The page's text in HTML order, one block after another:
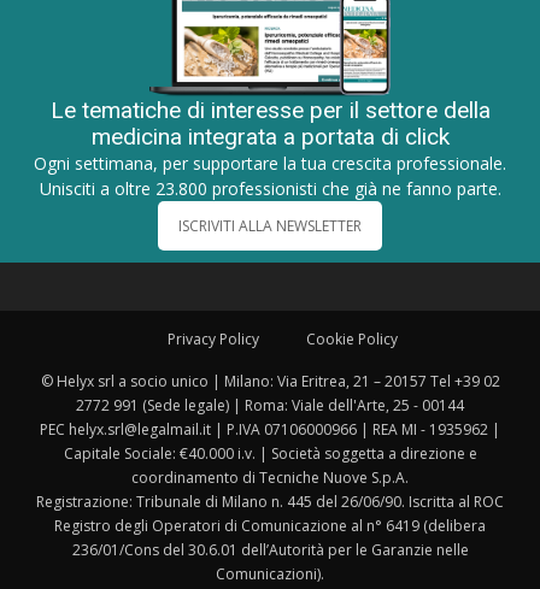
Le tematiche di interesse per il settore della
medicina integrata a portata di click
Ogni settimana, per supportare la tua crescita professionale.
Unisciti a oltre 23.800 professionisti che già ne fanno parte.
ISCRIVITI ALLA NEWSLETTER
Privacy Policy Cookie Policy
© Helyx srl a socio unico | Milano: Via Eritrea, 21 – 20157 Tel +39 02
2772 991 (Sede legale) | Roma: Viale dell'Arte, 25 - 00144
PEC helyx.srl@legalmail.it | P.IVA 07106000966 | REA MI - 1935962 |
Capitale Sociale: €40.000 i.v. | Società soggetta a direzione e
coordinamento di Tecniche Nuove S.p.A.
Registrazione: Tribunale di Milano n. 445 del 26/06/90. Iscritta al ROC
Registro degli Operatori di Comunicazione al n° 6419 (delibera
236/01/Cons del 30.6.01 dell’Autorità per le Garanzie nelle
Comunicazioni).